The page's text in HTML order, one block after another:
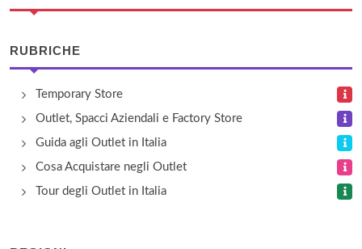
RUBRICHE
Temporary Store
Outlet, Spacci Aziendali e Factory Store
Guida agli Outlet in Italia
Cosa Acquistare negli Outlet
Tour degli Outlet in Italia